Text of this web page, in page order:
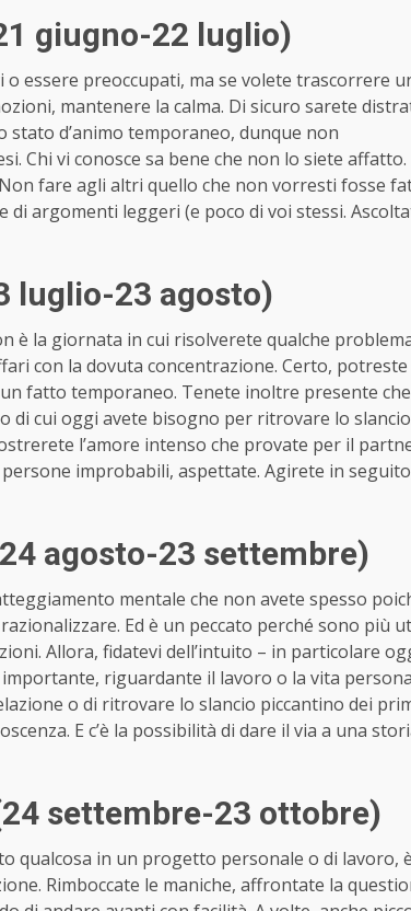
giugno-22 luglio)
essere preoccupati, ma se volete trascorrere
mantenere la calma. Di sicuro sarete
stato d’animo temporaneo, dunque non
Chi vi conosce sa bene che non lo siete affatto.
fare agli altri quello che non vorresti fosse
di argomenti leggeri (e poco di voi stessi.
luglio-23 agosto)
è la giornata in cui risolverete qualche
con la dovuta concentrazione. Certo, potreste
fatto temporaneo. Tenete inoltre presente
cui oggi avete bisogno per ritrovare lo
l’amore intenso che provate per il
improbabili, aspettate. Agirete in
agosto-23 settembre)
mentale che non avete spesso
Ed è un peccato perché sono più
Allora, fidatevi dell’intuito – in particolare
riguardante il lavoro o la vita
o di ritrovare lo slancio piccantino dei
E c’è la possibilità di dare il via a una
settembre-23 ottobre)
qualcosa in un progetto personale o di lavoro, è
Rimboccate le maniche, affrontate la